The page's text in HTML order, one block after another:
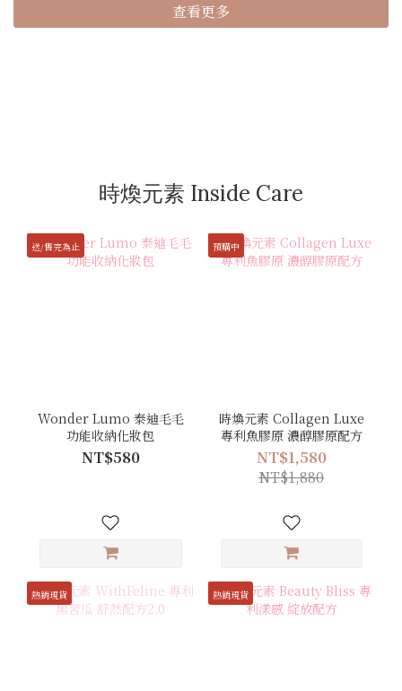
查看更多
時煥元素 Inside Care
送/售完為止
Wonder Lumo 泰迪毛毛
功能收納化妝包
NT$580
預購中
時煥元素 Collagen Luxe
專利魚膠原 濃醇膠原配方
NT$1,580
NT$1,880
熱銷現貨 熱銷現貨